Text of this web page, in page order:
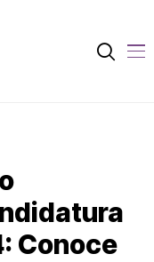
Conoce